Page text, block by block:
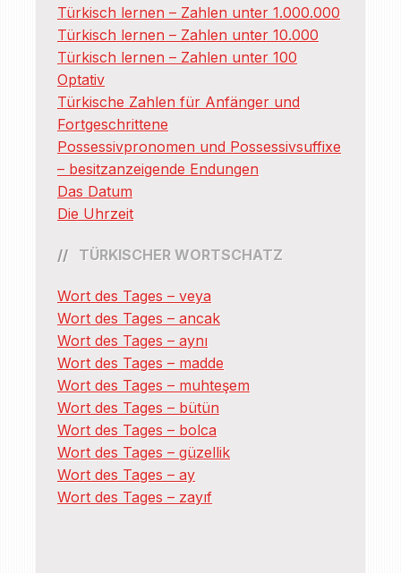
Türkisch lernen – Zahlen unter 1.000.000
Türkisch lernen – Zahlen unter 10.000
Türkisch lernen – Zahlen unter 100
Optativ
Türkische Zahlen für Anfänger und
Fortgeschrittene
Possessivpronomen und Possessivsuffixe
– besitzanzeigende Endungen
Das Datum
Die Uhrzeit
TÜRKISCHER WORTSCHATZ
Wort des Tages – veya
Wort des Tages – ancak
Wort des Tages – aynı
Wort des Tages – madde
Wort des Tages – muhteşem
Wort des Tages – bütün
Wort des Tages – bolca
Wort des Tages – güzellik
Wort des Tages – ay
Wort des Tages – zayıf